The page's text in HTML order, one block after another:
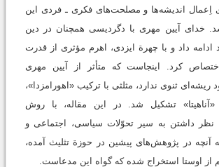
اِعمال اندیشه‌ها و مصلحت‌های فکری ـ فردی این
خدای آیین مهری با دگردیسی همچنان در دین
ادامه داد و با چهرة ایزدی، اهرم مؤثری از قدرت
کرد. اینجاست که متأثر از آیین مهری
ریشه‌ای ثنوی ندارد، مثلثی با ترکیب «اهورامزدا»،
«آناهیتا» تشکیل شد. در این مقاله، با روش
داشتن به سیر تحوّلات سیاسی، اجتماعی و
آنچه در پژوهش‌های پیشین در حوزة تثلیث آمده،
از اوستا استخراج شده که گواه این مدعاست.